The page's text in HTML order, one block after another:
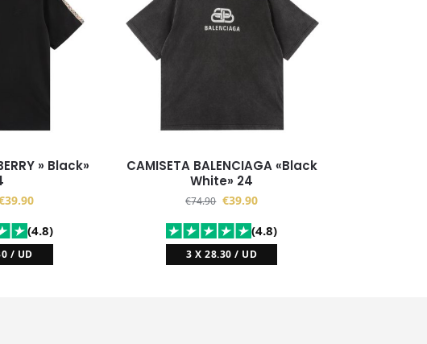
» Black»
39.90
(4.8)
/ UD
CAMISETA BALENCIAGA «Black
White» 24
€74.90 €39.90
(4.8)
3 X 28.30 / UD